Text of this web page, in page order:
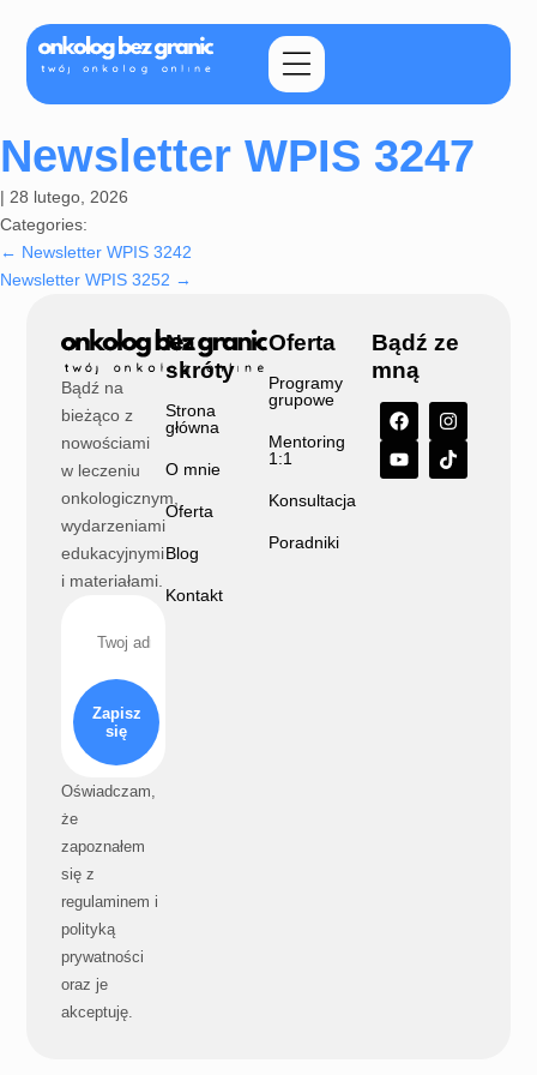
Newsletter WPIS 3247
| 28 lutego, 2026
Categories:
← Newsletter WPIS 3242
Newsletter WPIS 3252 →
Bądź na
bieżąco z
nowościami
w leczeniu
onkologicznym,
wydarzeniami
edukacyjnymi
i materiałami.
Zapisz
się
Oświadczam,
że
zapoznałem
się z
regulaminem i
polityką
prywatności
oraz je
akceptuję.
Na
skróty
Strona
główna
O mnie
Oferta
Blog
Kontakt
Oferta
Programy
grupowe
Mentoring
1:1
Konsultacja
Poradniki
Bądź ze
mną